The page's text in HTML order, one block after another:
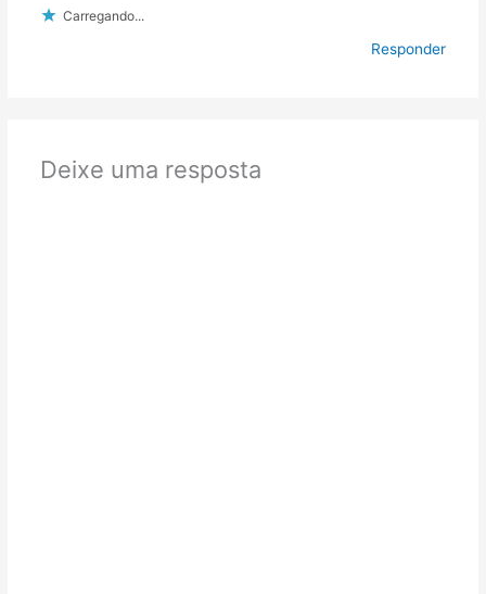
Carregando...
Responder
Deixe uma resposta